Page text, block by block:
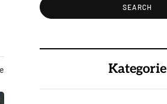
Kategorie